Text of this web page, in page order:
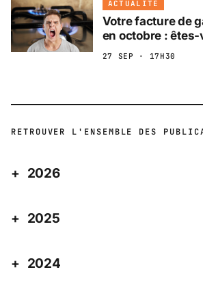
ACTUALITÉ
Votre facture de
en octobre :
27 SEP · 17H30
RETROUVER L'ENSEMBLE DES
2026
2025
2024